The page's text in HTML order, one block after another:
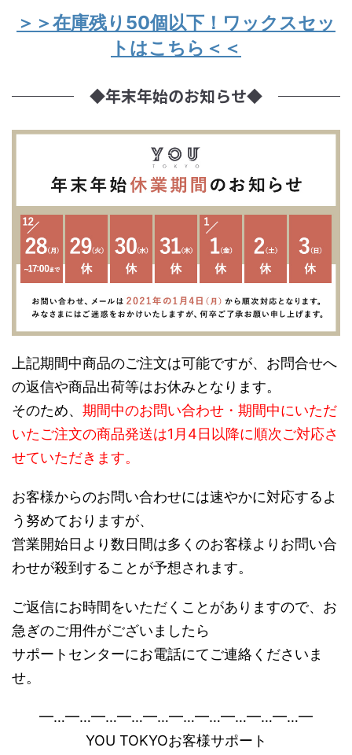
＞＞在庫残り50個以下！ワックスセッ
トはこちら＜＜
◆年末年始のお知らせ◆
上記期間中商品のご注文は可能ですが、お問合せへ
の返信や商品出荷等はお休みとなります。
そのため、 期間中のお問い合わせ・期間中にいただ
いたご注文の商品発送は1月4日以降に順次ご対応さ
せていただきます。
お客様からのお問い合わせには速やかに対応するよ
う努めておりますが、
営業開始日より数日間は多くのお客様よりお問い合
わせが殺到することが予想されます。
ご返信にお時間をいただくことがありますので、お
急ぎのご用件がございましたら
サポートセンターにお電話にてご連絡くださいま
せ。
━…━…━…━…━…━…━…━…━…━…━
YOU TOKYOお客様サポート